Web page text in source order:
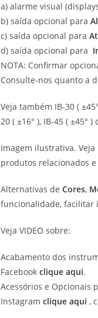
a) alarme visual
b) saída opcional para
c) saída opcional para
d) saída opcional para
NOTA: Confirmar
Consulte-nos quanto a
Veja também IB-30 (
20 ( ±16° ), IB-45 ( ±45°
Imagem ilustrativa.
produtos relacionados
Alternativas de Cores,
funcionalidade, facilitar
Veja VIDEO sobre:
Acabamento dos
Facebook clique aqui.
Acessórios e Opcionais
Instagram clique aqui ,